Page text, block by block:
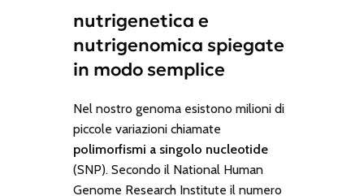
nutrigenetica e
nutrigenomica spiegate
in modo semplice
Nel nostro genoma esistono milioni di
piccole variazioni chiamate
polimorfismi a singolo nucleotide
(SNP). Secondo il National Human
Genome Research Institute il numero